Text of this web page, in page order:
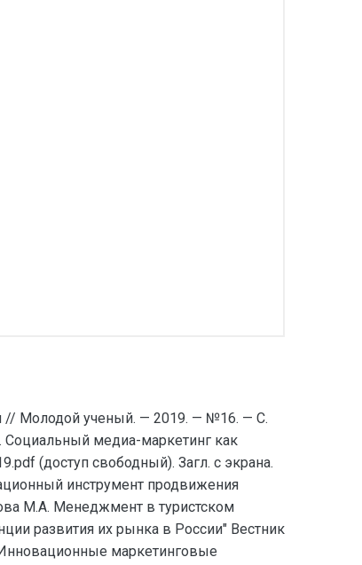
// Молодой ученый. — 2019. — №16. — С.
Социальный медиа-маркетинг как
(доступ свободный). Загл. с экрана.
инструмент продвижения
М.А. Менеджмент в туристском
развития их рынка в России" Вестник
Инновационные маркетинговые